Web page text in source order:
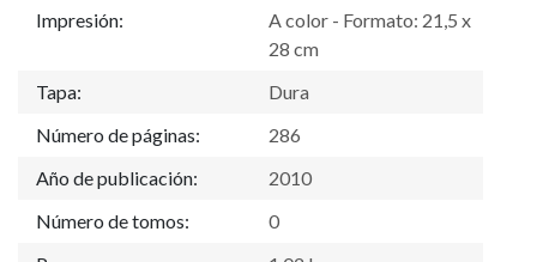
Impresión:
A color - Formato: 21,5 x
28 cm
Tapa:
Dura
Número de páginas:
286
Año de publicación:
2010
Número de tomos:
0